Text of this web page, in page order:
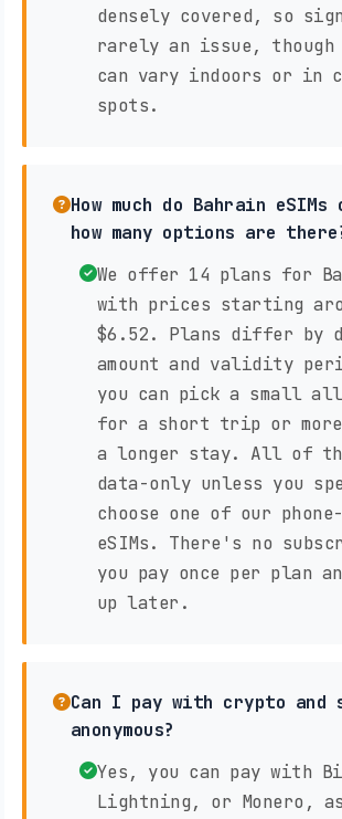
densely covered, so
rarely an issue, though
can vary indoors or in
spots.
How much do Bahrain eSIMs
how many options are
We offer 14 plans for
with prices starting
$6.52. Plans differ by
amount and validity
you can pick a small
for a short trip or
a longer stay. All of
data-only unless you
choose one of our phone-
eSIMs. There's no
you pay once per plan
up later.
Can I pay with crypto and
anonymous?
Yes, you can pay with
Lightning, or Monero,